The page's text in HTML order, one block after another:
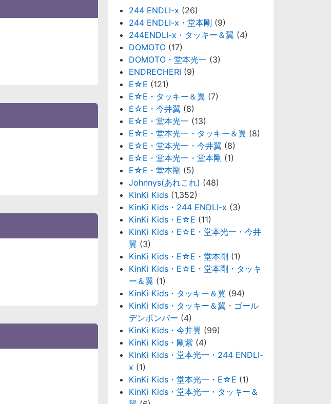
244 ENDLI-x (26)
244 ENDLI-x・堂本剛 (9)
244ENDLI-x・タッキー＆翼 (4)
DOMOTO (17)
DOMOTO・堂本光一 (3)
ENDRECHERI (9)
E☆E (121)
E☆E・タッキー＆翼 (7)
E☆E・今井翼 (8)
E☆E・堂本光一 (13)
E☆E・堂本光一・タッキー＆翼 (8)
E☆E・堂本光一・今井翼 (8)
E☆E・堂本光一・堂本剛 (1)
E☆E・堂本剛 (5)
Johnnys(あれこれ) (48)
KinKi Kids (1,352)
KinKi Kids・244 ENDLI-x (3)
KinKi Kids・E☆E (11)
KinKi Kids・E☆E・堂本光一・今井
翼 (3)
KinKi Kids・E☆E・堂本剛 (1)
KinKi Kids・E☆E・堂本剛・タッキ
ー＆翼 (1)
KinKi Kids・タッキー＆翼 (94)
KinKi Kids・タッキー＆翼・ゴール
デンボンバー (4)
KinKi Kids・今井翼 (99)
KinKi Kids・剛紫 (4)
KinKi Kids・堂本光一・244 ENDLI-
x (1)
KinKi Kids・堂本光一・E☆E (1)
KinKi Kids・堂本光一・タッキー＆